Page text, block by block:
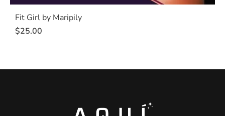
Fit Girl by Maripily
$25.00